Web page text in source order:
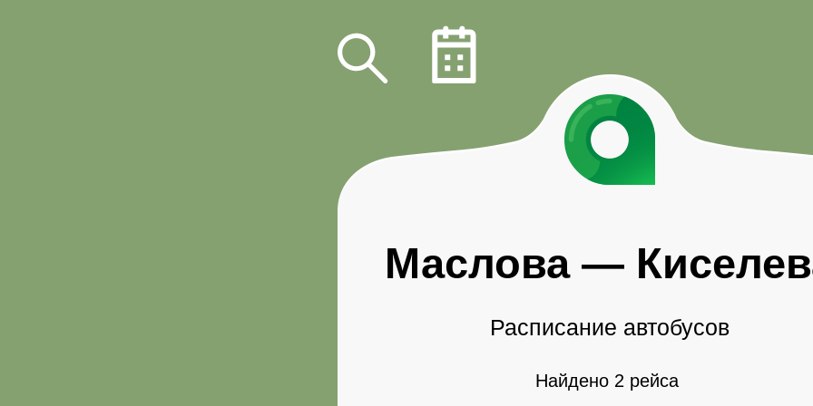
Маслова—
Расписание автобусов
Найдено 2 рейса